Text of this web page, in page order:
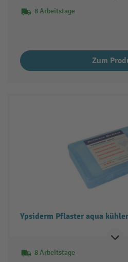
8 Arbeitstage
Zum
Ypsiderm Pflaster aqua
8 Arbeitstage